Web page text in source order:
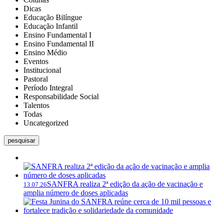
Dicas
Educação Bilíngue
Educação Infantil
Ensino Fundamental I
Ensino Fundamental II
Ensino Médio
Eventos
Institucional
Pastoral
Período Integral
Responsabilidade Social
Talentos
Todas
Uncategorized
pesquisar
13.07.26SANFRA realiza 2ª edição da ação de vacinação e
amplia número de doses aplicadas